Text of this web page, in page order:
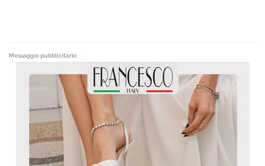
Messaggio pubblicitario